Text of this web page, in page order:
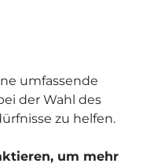
umfassende
der Wahl des
zu helfen.
um mehr